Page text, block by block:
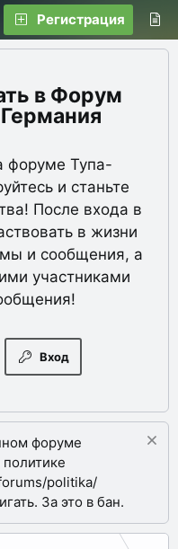
Регистрация
Форум
форуме Тупа-
и станьте
После входа в
в жизни
и сообщения, а
участниками
Вход
форуме
politika/
За это в бан.